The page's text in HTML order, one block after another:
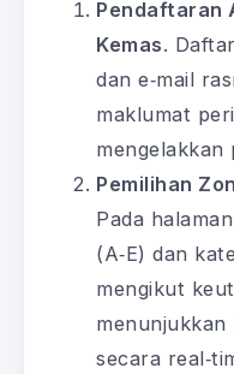
Pendaftaran
Kemas.
dan e‑mail
maklumat
mengelakkan
Pemilihan
Pada
(A‑E) dan
mengikut
secara